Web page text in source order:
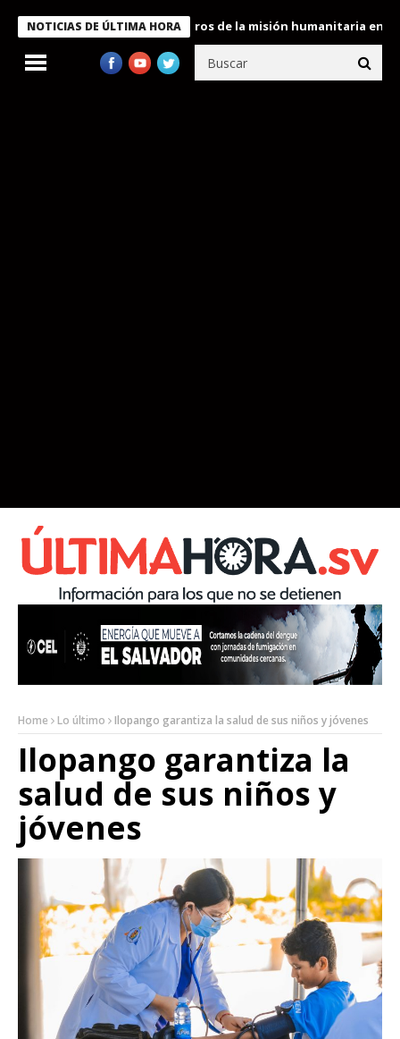
NOTICIAS DE ÚLTIMA HORA
Bukele condecora a miembros de la misión humanitaria enviada
Home Lo último Ilopango garantiza la salud de sus niños y jóvenes
Ilopango garantiza la
salud de sus niños y
jóvenes